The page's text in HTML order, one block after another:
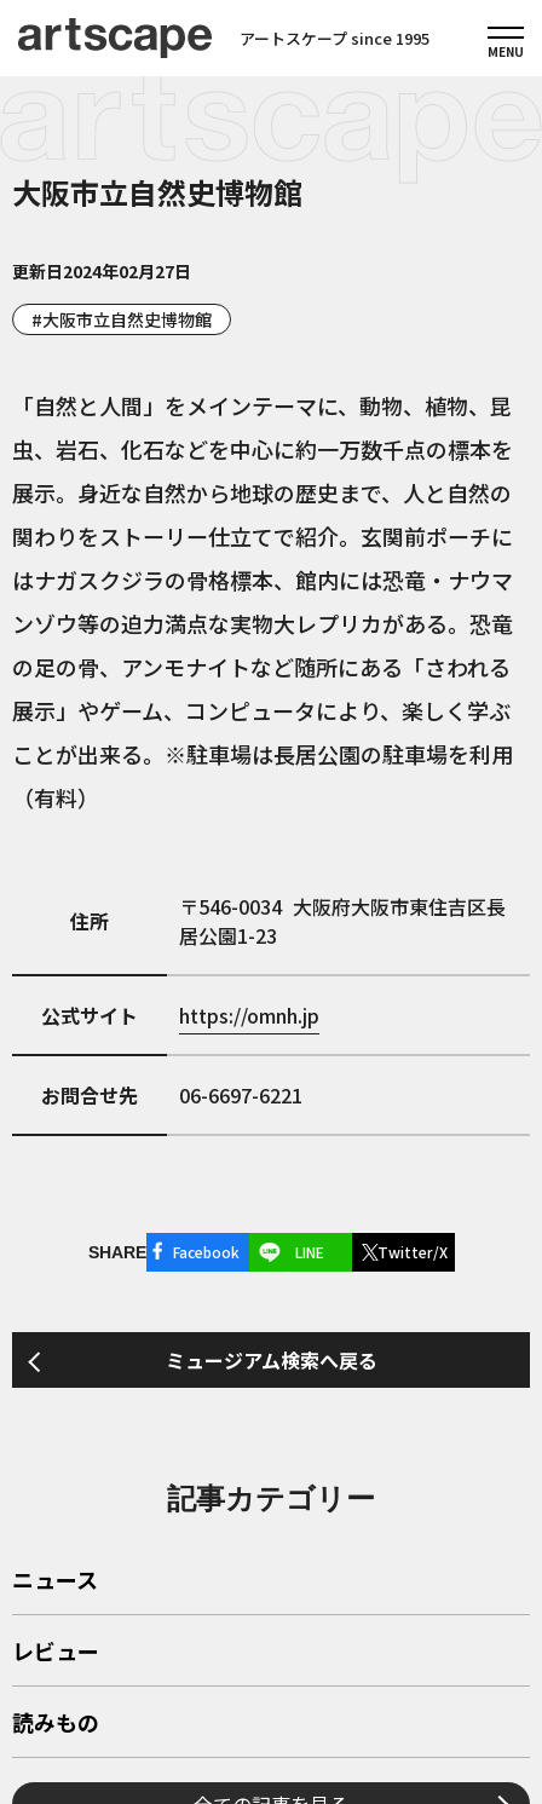
アートスケープ since 1995
大阪市立自然史博物館
更新日2024年02月27日
大阪市立自然史博物館
「自然と人間」をメインテーマに、動物、植物、昆
虫、岩石、化石などを中心に約一万数千点の標本を
展示。身近な自然から地球の歴史まで、人と自然の
関わりをストーリー仕立てで紹介。玄関前ポーチに
はナガスクジラの骨格標本、館内には恐竜・ナウマ
ンゾウ等の迫力満点な実物大レプリカがある。恐竜
の足の骨、アンモナイトなど随所にある「さわれる
展示」やゲーム、コンピュータにより、楽しく学ぶ
ことが出来る。※駐車場は長居公園の駐車場を利用
（有料）
住所 546-0034 大阪府大阪市東住吉区長
居公園1-23
公式サイト https://omnh.jp
お問合せ先 06-6697-6221
SHARE Facebook LINE Twitter/X
ミュージアム検索へ戻る
記事カテゴリー
ニュース
レビュー
読みもの